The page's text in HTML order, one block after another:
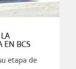
EN BCS
etapa de